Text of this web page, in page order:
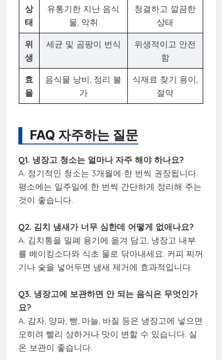
상
태
유통기한 지난 음식
물, 악취
청결하고 깔끔한
상태
위
생
세균 및 곰팡이 번식
위생적이고 안전
함
효
율
음식물 낭비, 정리 불
가
식재료 찾기 용이,
절약
FAQ 자주하는 질문
Q1. 냉장고 청소는 얼마나 자주 해야 하나요?
A. 정기적인 청소는 3개월에 한 번씩 권장됩니다.
평소에는 일주일에 한 번씩 간단하게 정리해 주는
것이 좋습니다.
Q2. 김치 냄새가 너무 심한데 어떻게 없애나요?
A. 김치통을 밀폐 용기에 옮겨 담고, 냉장고 내부
를 베이킹소다와 식초 물로 닦아내세요. 커피 찌꺼
기나 숯을 넣어두면 냄새 제거에 효과적입니다.
Q3. 냉장고에 보관하면 안 되는 음식은 무엇인가
요?
A. 감자, 양파, 빵, 마늘, 바질 등은 냉장고에 넣으면
오히려 빨리 상하거나 맛이 변할 수 있습니다. 실
온 보관이 좋습니다.